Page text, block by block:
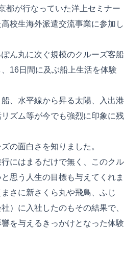
都が行なっていた洋上セミナー
校生海外派遣交流事業に参加し
ん丸に次ぐ規模のクルーズ客船
16日間に及ぶ船上生活を体験
、水平線から昇る太陽、入出港
ズム等が今でも強烈に印象に残
の面白さを知りました。
にはまるだけで無く、このクル
思う人生の目標も与えてくれま
さに新さくら丸や飛鳥、ふじ
）に入社したのもその結果で、
を与えるきっかけとなった体験